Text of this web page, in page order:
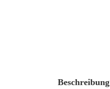
Beschreibung